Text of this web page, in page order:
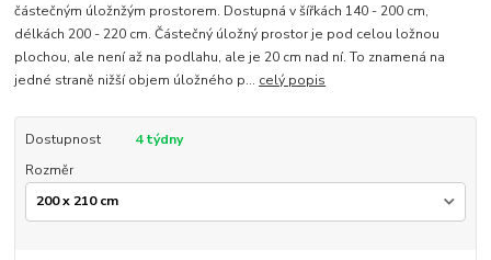
částečným úložnžým prostorem. Dostupná v šířkách 140 - 200 cm,
délkách 200 - 220 cm. Částečný úložný prostor je pod celou ložnou
plochou, ale není až na podlahu, ale je 20 cm nad ní. To znamená na
jedné straně nižší objem úložného p... celý popis
Dostupnost
4 týdny
Rozměr